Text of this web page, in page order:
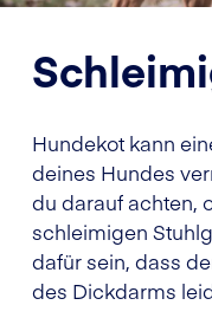
Hundekot kann
deines Hundes
du darauf achten,
schleimigen
dafür sein, dass
des Dickdarms